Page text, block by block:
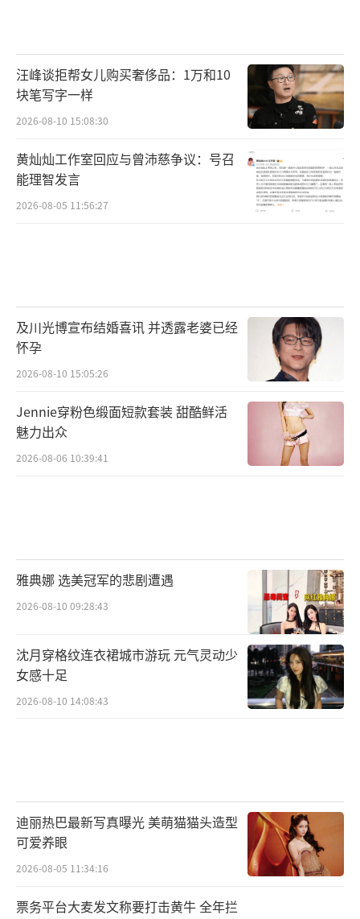
汪峰谈拒帮女儿购买奢侈品：1万和10
块笔写字一样
2026-08-10 15:08:30
黄灿灿工作室回应与曾沛慈争议：号召
能理智发言
2026-08-05 11:56:27
及川光博宣布结婚喜讯 并透露老婆已经
怀孕
2026-08-10 15:05:26
Jennie穿粉色缎面短款套装 甜酷鲜活
魅力出众
2026-08-06 10:39:41
雅典娜 选美冠军的悲剧遭遇
2026-08-10 09:28:43
沈月穿格纹连衣裙城市游玩 元气灵动少
女感十足
2026-08-10 14:08:43
迪丽热巴最新写真曝光 美萌猫猫头造型
可爱养眼
2026-08-05 11:34:16
票务平台大麦发文称要打击黄牛 全年拦